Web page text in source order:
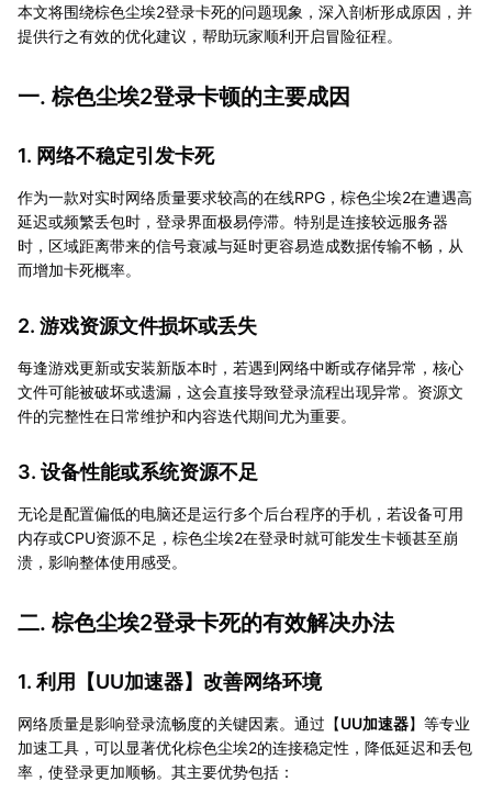
本文将围绕棕色尘埃2登录卡死的问题现象，深入剖析形成原因，并
提供行之有效的优化建议，帮助玩家顺利开启冒险征程。
一. 棕色尘埃2登录卡顿的主要成因
1. 网络不稳定引发卡死
作为一款对实时网络质量要求较高的在线RPG，棕色尘埃2在遭遇高
延迟或频繁丢包时，登录界面极易停滞。特别是连接较远服务器
时，区域距离带来的信号衰减与延时更容易造成数据传输不畅，从
而增加卡死概率。
2. 游戏资源文件损坏或丢失
每逢游戏更新或安装新版本时，若遇到网络中断或存储异常，核心
文件可能被破坏或遗漏，这会直接导致登录流程出现异常。资源文
件的完整性在日常维护和内容迭代期间尤为重要。
3. 设备性能或系统资源不足
无论是配置偏低的电脑还是运行多个后台程序的手机，若设备可用
内存或CPU资源不足，棕色尘埃2在登录时就可能发生卡顿甚至崩
溃，影响整体使用感受。
二. 棕色尘埃2登录卡死的有效解决办法
1. 利用【UU加速器】改善网络环境
网络质量是影响登录流畅度的关键因素。通过【UU加速器】等专业
加速工具，可以显著优化棕色尘埃2的连接稳定性，降低延迟和丢包
率，使登录更加顺畅。其主要优势包括：